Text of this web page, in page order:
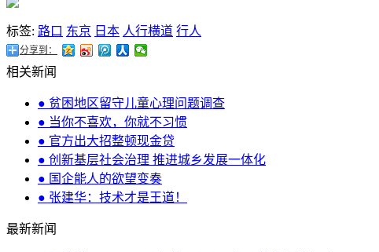
标签: 路口 东京 日本 人行横道 行人
分享到：
相关新闻
● 贫困地区留守儿童心理问题调查
● 当你不喜欢，你就不习惯
● 官方出大招整顿现金贷
● 创新基层社会治理 推进城乡发展一体化
● 国企能人的欲望变奏
● 张建华：技术才是王道！
最新新闻